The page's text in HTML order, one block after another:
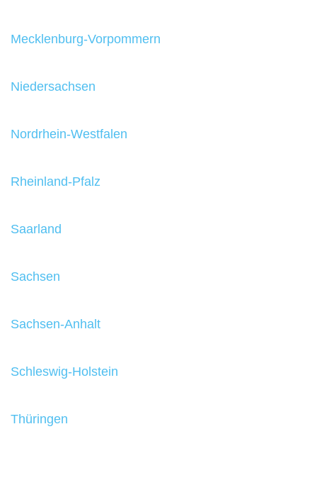
Mecklenburg-Vorpommern
Niedersachsen
Nordrhein-Westfalen
Rheinland-Pfalz
Saarland
Sachsen
Sachsen-Anhalt
Schleswig-Holstein
Thüringen